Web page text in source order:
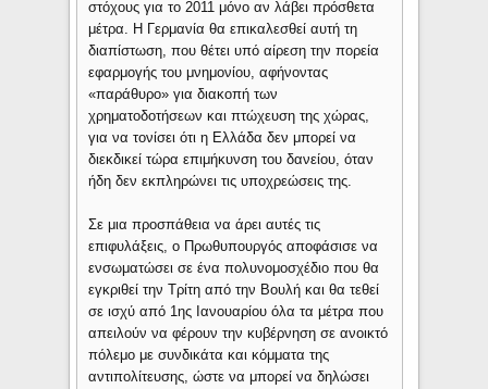
στόχους για το 2011 μόνο αν λάβει πρόσθετα
μέτρα. Η Γερμανία θα επικαλεσθεί αυτή τη
διαπίστωση, που θέτει υπό αίρεση την πορεία
εφαρμογής του μνημονίου, αφήνοντας
«παράθυρο» για διακοπή των
χρηματοδοτήσεων και πτώχευση της χώρας,
για να τονίσει ότι η Ελλάδα δεν μπορεί να
διεκδικεί τώρα επιμήκυνση του δανείου, όταν
ήδη δεν εκπληρώνει τις υποχρεώσεις της.
Σε μια προσπάθεια να άρει αυτές τις
επιφυλάξεις, ο Πρωθυπουργός αποφάσισε να
ενσωματώσει σε ένα πολυνομοσχέδιο που θα
εγκριθεί την Τρίτη από την Βουλή και θα τεθεί
σε ισχύ από 1ης Ιανουαρίου όλα τα μέτρα που
απειλούν να φέρουν την κυβέρνηση σε ανοικτό
πόλεμο με συνδικάτα και κόμματα της
αντιπολίτευσης, ώστε να μπορεί να δηλώσει